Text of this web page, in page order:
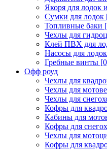
Якоря для лодок
Сумки для лодок
Топливные баки
Чехлы для
Клей ПВХ для
Насосы для
Гребные винты
Офф роуд
Чехлы для
Чехлы для
Чехлы для
Кофры для
Кабины для
Кофры для
Чехлы для
Кофры для